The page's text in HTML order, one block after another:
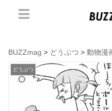
BUZZmag > どうぶつ > 動物漫
どうぶつ